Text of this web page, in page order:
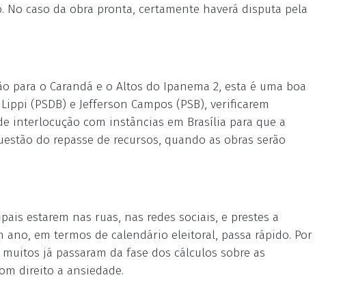
caso da obra pronta, certamente haverá disputa pela
para o Carandá e o Altos do Ipanema 2, esta é uma boa
(PSDB) e Jefferson Campos (PSB), verificarem
interlocução com instâncias em Brasília para que a
do repasse de recursos, quando as obras serão
estarem nas ruas, nas redes sociais, e prestes a
em termos de calendário eleitoral, passa rápido. Por
já passaram da fase dos cálculos sobre as
direito a ansiedade.